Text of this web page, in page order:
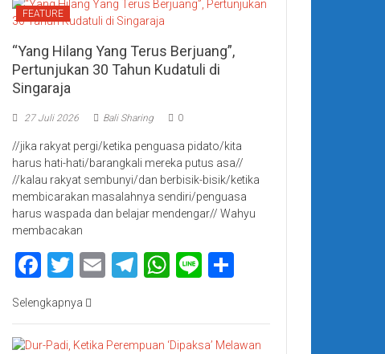
FEATURE
“Yang Hilang Yang Terus Berjuang”,
Pertunjukan 30 Tahun Kudatuli di
Singaraja
27 Juli 2026 Bali Sharing 0
//jika rakyat pergi/ketika penguasa pidato/kita
harus hati-hati/barangkali mereka putus asa//
//kalau rakyat sembunyi/dan berbisik-bisik/ketika
membicarakan masalahnya sendiri/penguasa
harus waspada dan belajar mendengar// Wahyu
membacakan
Facebook
Twitter
EmailTelegram
WhatsApp
Line
Selengkapnya